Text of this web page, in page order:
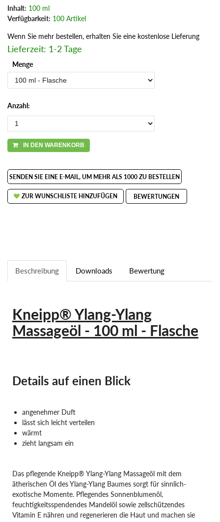
Inhalt: 100 ml
Verfügbarkeit: 100 Artikel
Wenn Sie mehr bestellen, erhalten Sie eine kostenlose Lieferung
Lieferzeit: 1-2 Tage
Menge
Anzahl:
IN DEN WARENKORB
SENDEN SIE EINE E-MAIL, UM MEHR ALS 1000 ZU BESTELLEN
ZUR WUNSCHLISTE HINZUFÜGEN BEWERTUNGEN
Beschreibung Downloads Bewertung
Kneipp® Ylang-Ylang
Massageöl - 100 ml - Flasche
Details auf einen Blick
angenehmer Duft
lässt sich leicht verteilen
wärmt
zieht langsam ein
Das pflegende Kneipp® Ylang-Ylang Massageöl mit dem
ätherischen Öl des Ylang-Ylang Baumes sorgt für sinnlich-
exotische Momente. Pflegendes Sonnenblumenöl,
feuchtigkeitsspendendes Mandelöl sowie zellschützendes
Vitamin E nähren und regenerieren die Haut und machen sie